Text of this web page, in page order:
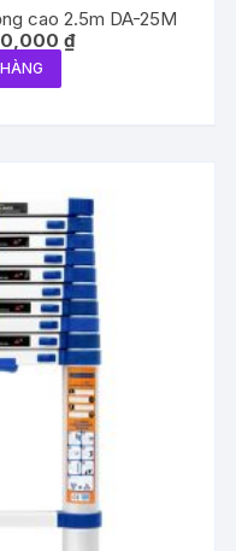
cao 2.5m DA-25M
₫.
₫Giá
hiện